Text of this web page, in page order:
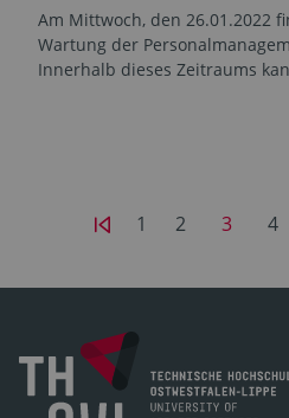
Am Mittwoch, den 26.01.2022
Wartung der
Innerhalb dieses Zeit­­raums
1 2 3 4